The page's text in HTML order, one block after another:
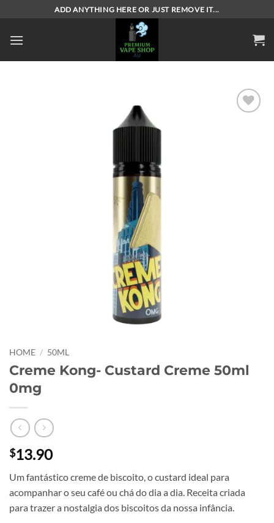
content
ADD ANYTHING HERE OR JUST REMOVE IT...
HOME / 50ML
Creme Kong- Custard Creme 50ml
0mg
$13.90
Um fantástico creme de biscoito, o custard ideal para
acompanhar o seu café ou chá do dia a dia. Receita criada
para trazer a nostalgia dos biscoitos da nossa infância.